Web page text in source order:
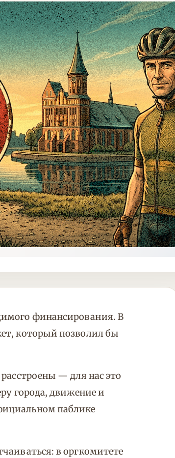
финансирования. В
который позволил бы
— для нас это
города, движение и
паблике
в оргкомитете